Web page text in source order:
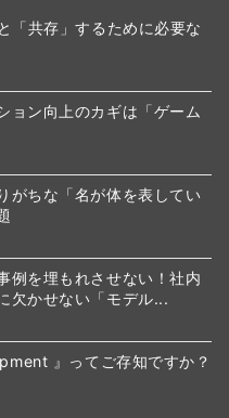
「共存」するために必要な
ョン向上のカギは「ゲーム
がちな「名が体を表してい
例を埋もれさせない！社内
欠かせない「モデル...
』ってご存知ですか？